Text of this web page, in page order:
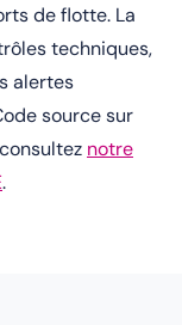
de flotte. La
techniques,
alertes
source sur
notre
.